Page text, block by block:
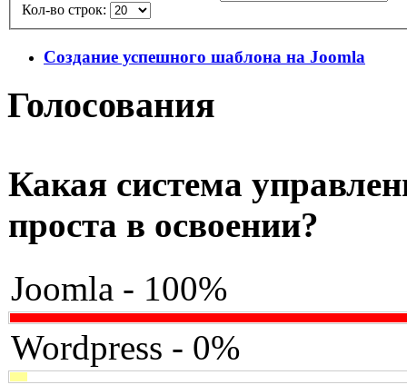
Кол-во строк:
Создание успешного шаблона на Joomla
Голосования
Какая система
проста в освоении?
Joomla - 100%
Wordpress - 0%